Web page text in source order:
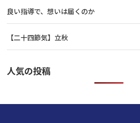
良い指導で、想いは届くのか
【二十四節気】立秋
人気の投稿